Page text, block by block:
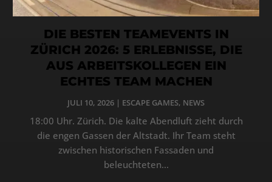
DIE BESTEN TEAMEVENTS IN
ZÜRICH 2026: 5 ERLEBNISSE, DIE
AUS ARBEITSKOLLEGEN EIN
ECHTES TEAM MACHEN
JULI 10, 2026 | ESCAPE GAMES, NEWS
18:00 Uhr. Zürich. Die kalte Abendluft zieht durch
die engen Gassen der Altstadt. Ihr Team steht
zwischen historischen Fassaden und
beleuchteten...